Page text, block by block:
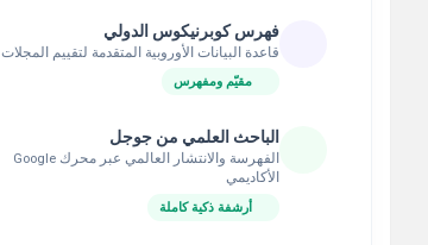
فهرس كوبرنيكوس الدولي
قاعدة البيانات الأوروبية المتقدمة لتقييم المجلات
مقيّم ومفهرس
الباحث العلمي من جوجل
الفهرسة والانتشار العالمي عبر محرك Google
الأكاديمي
أرشفة ذكية كاملة